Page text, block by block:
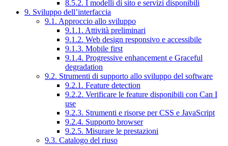
8.5.2. I modelli di sito e servizi disponibili
9. Sviluppo dell’interfaccia
9.1. Approccio allo sviluppo
9.1.1. Attività preliminari
9.1.2. Web design responsivo e accessibile
9.1.3. Mobile first
9.1.4. Progressive enhancement e Graceful
degradation
9.2. Strumenti di supporto allo sviluppo del software
9.2.1. Feature detection
9.2.2. Verificare le feature disponibili con Can I
use
9.2.3. Strumenti e risorse per CSS e JavaScript
9.2.4. Supporto browser
9.2.5. Misurare le prestazioni
9.3. Catalogo del riuso